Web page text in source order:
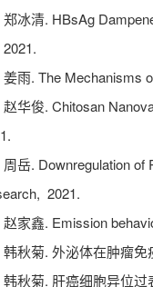
郑冰清. HBsAg
2021.
姜雨. The Mechanisms
赵华俊. Chitosan
周岳. Downregulation of
2021.
赵家鑫. Emission
韩秋菊. 外泌体在肿瘤
韩秋菊. 肝癌细胞异位过